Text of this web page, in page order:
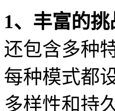
1、丰富的挑
还包含多种
每种模式都
多样性和持